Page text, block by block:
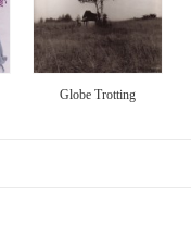
Globe Trotting